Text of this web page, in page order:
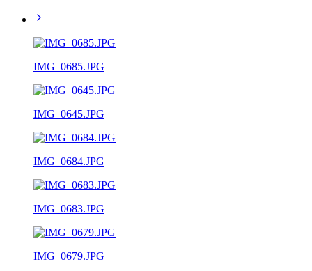
IMG_0685.JPG
IMG_0645.JPG
IMG_0684.JPG
IMG_0683.JPG
IMG_0679.JPG